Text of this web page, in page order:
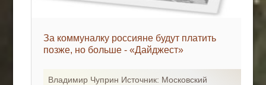
За коммуналку россияне будут платить
позже, но больше - «Дайджест»
Владимир Чуприн Источник: Московский